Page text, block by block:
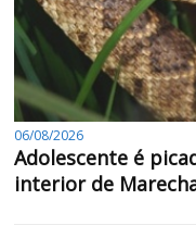
06/08/2026
Adolescente é
interior de